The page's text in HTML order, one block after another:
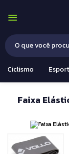
Ciclismo
Faixa